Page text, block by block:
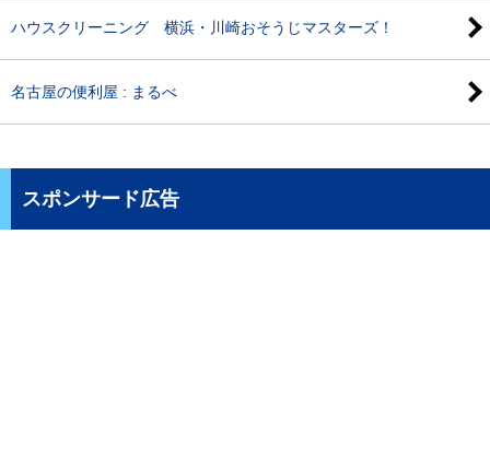
ハウスクリーニング 横浜・川崎おそうじマスターズ！
名古屋の便利屋 : まるべ
スポンサード広告